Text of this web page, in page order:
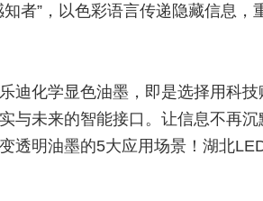
知者”，以色彩语言传递隐藏信息，
迪化学显色油墨，即是选择用科
与未来的智能接口。让信息不再沉
透明油墨的5大应用场景！湖北